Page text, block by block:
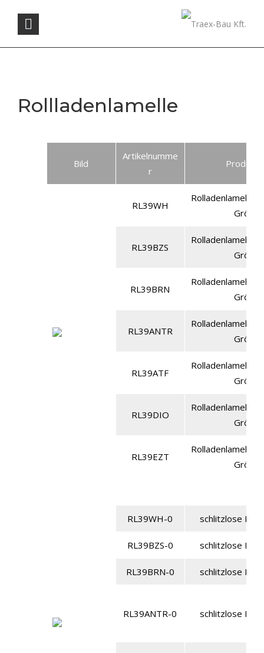
Rollladenlamelle
Bild
Artikelnumme
r
RL39WH
Rolladenlamelle
Größe
RL39BZS
Rolladenlamelle
Größe
RL39BRN
Rolladenlamelle
Größe
RL39ANTR
Rolladenlamelle
Größe
RL39ATF
Rolladenlamelle
Größe
RL39DIO
Rolladenlamelle
Größe
RL39EZT
Rolladenlamelle
Größe
RL39WH-0 schlitzlose
RL39BZS-0 schlitzlose
RL39BRN-0 schlitzlose
RL39ANTR-0 schlitzlose